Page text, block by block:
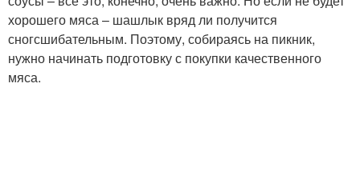
хорошего мяса – шашлык вряд ли получится
сногсшибательным. Поэтому, собираясь на пикник,
нужно начинать подготовку с покупки качественного
мяса.